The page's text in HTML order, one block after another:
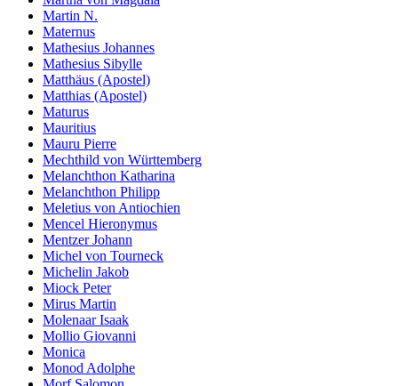
Martin N.
Maternus
Mathesius Johannes
Mathesius Sibylle
Matthäus (Apostel)
Matthias (Apostel)
Maturus
Mauritius
Mauru Pierre
Mechthild von Württemberg
Melanchthon Katharina
Melanchthon Philipp
Meletius von Antiochien
Mencel Hieronymus
Mentzer Johann
Michel von Tourneck
Michelin Jakob
Miock Peter
Mirus Martin
Molenaar Isaak
Mollio Giovanni
Monica
Monod Adolphe